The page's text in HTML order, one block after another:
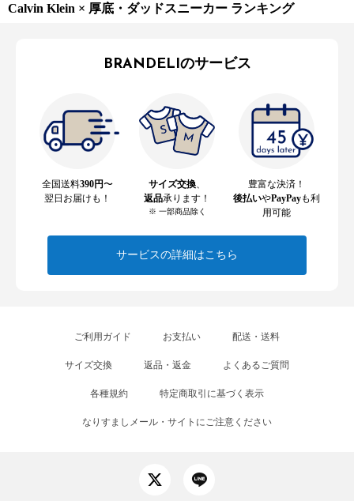
Calvin Klein × 厚底・ダッドスニーカー ランキング
BRANDELIのサービス
全国送料390円〜
翌日お届けも！
サイズ交換
返品承ります！
※ 一部商品除く
豊富な決済！
後払いやPayPayも利
用可能
サービスの詳細はこちら
ご利用ガイド お支払い 配送・送料
サイズ交換 返品・返金 よくあるご質問
各種規約 特定商取引に基づく表示
なりすましメール・サイトにご注意ください